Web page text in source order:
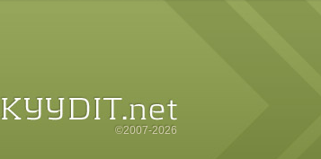
©2007-2026